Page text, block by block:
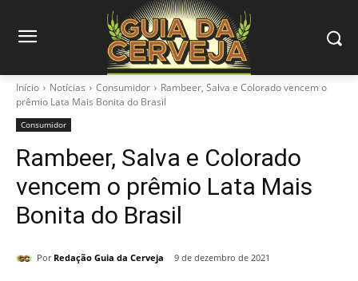
Início Notícias Consumidor
Rambeer, Salva e Colorado vencem o
prêmio Lata Mais Bonita do Brasil
Consumidor
Rambeer, Salva e Colorado
vencem o prêmio Lata Mais
Bonita do Brasil
Por Redação Guia da Cerveja 9 de dezembro de 2021